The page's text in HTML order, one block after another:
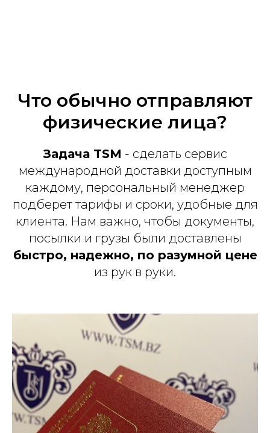
Что обычно отправляют
физические лица?
Задача TSM - сделать сервис
международной доставки доступным
каждому, персональный менеджер
подберет тарифы и сроки, удобные для
клиента. Нам важно, чтобы документы,
посылки и грузы были доставлены
быстро, надежно, по разумной цене
из рук в руки.